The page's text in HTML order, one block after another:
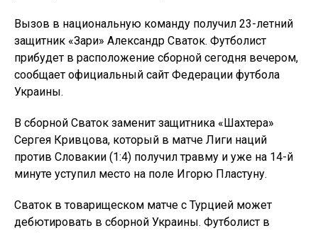
Вызов в национальную команду получил 23-летний
защитник «Зари» Александр Сваток. Футболист
прибудет в расположение сборной сегодня вечером,
сообщает официальный сайт Федерации футбола
Украины.
В сборной Сваток заменит защитника «Шахтера»
Сергея Кривцова, который в матче Лиги наций
против Словакии (1:4) получил травму и уже на 14-й
минуте уступил место на поле Игорю Пластуну.
Сваток в товарищеском матче с Турцией может
дебютировать в сборной Украины. Футболист в